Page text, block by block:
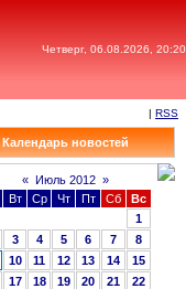
Четверг, 06.08.2026, 20:20
| RSS
Календарь новостей
« Июль 2012 »
Вт Ср Чт Пт Сб
Вс
1
3 4 5 6 7
8
10 11 12 13 14
15
17 18 19 20 21
22